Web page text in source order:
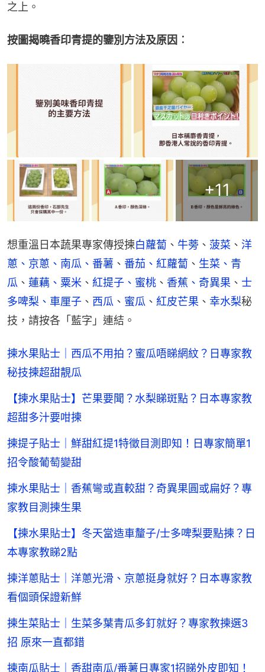
之上。
按圖揭曉香印青提的鑒別方法及原因︰
+11
想重溫日本蔬果專家傳授揀白蘿蔔 、 牛蒡 、 菠菜 、 洋
蔥、京蔥、 南瓜、番薯 、 番茄、紅蘿蔔 、 生菜、青
瓜 、 蓮藕、粟米 、 紅提子、蜜桃 、 香蕉、奇異果 、 士
多啤梨、車厘子 、 西瓜 、 蜜瓜 、 紅皮芒果 、 幸水梨秘
技，請按各「藍字」連結。
揀水果貼士｜西瓜不用拍？蜜瓜唔睇網紋？日專家教
秘技揀超甜靚瓜
【揀水果貼士】芒果要聞？水梨睇斑點？日本專家教
超甜多汁要咁揀
揀提子貼士｜鮮甜紅提1特徵目測即知！日專家簡單1
招令酸葡萄變甜
揀水果貼士｜香蕉彎或直較甜？奇異果圓或扁好？專
家教目測揀生果
【揀水果貼士】冬天當造車釐子/士多啤梨要點揀？日
本專家教睇2點
揀洋蔥貼士｜洋蔥光滑、京蔥挺身就好？日本專家教
看個頭保證新鮮
揀生菜貼士｜生菜多葉青瓜多釘就好？專家教揀選3
招 原來一直都錯
揀南瓜貼士｜香甜南瓜/番薯日專家1招睇外皮即知！